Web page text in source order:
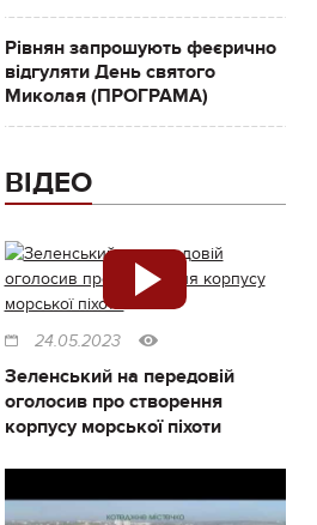
Рівнян запрошують феєрично
відгуляти День святого
Миколая (ПРОГРАМА)
ВІДЕО
24.05.2023
Зеленський на передовій
оголосив про створення
корпусу морської піхоти